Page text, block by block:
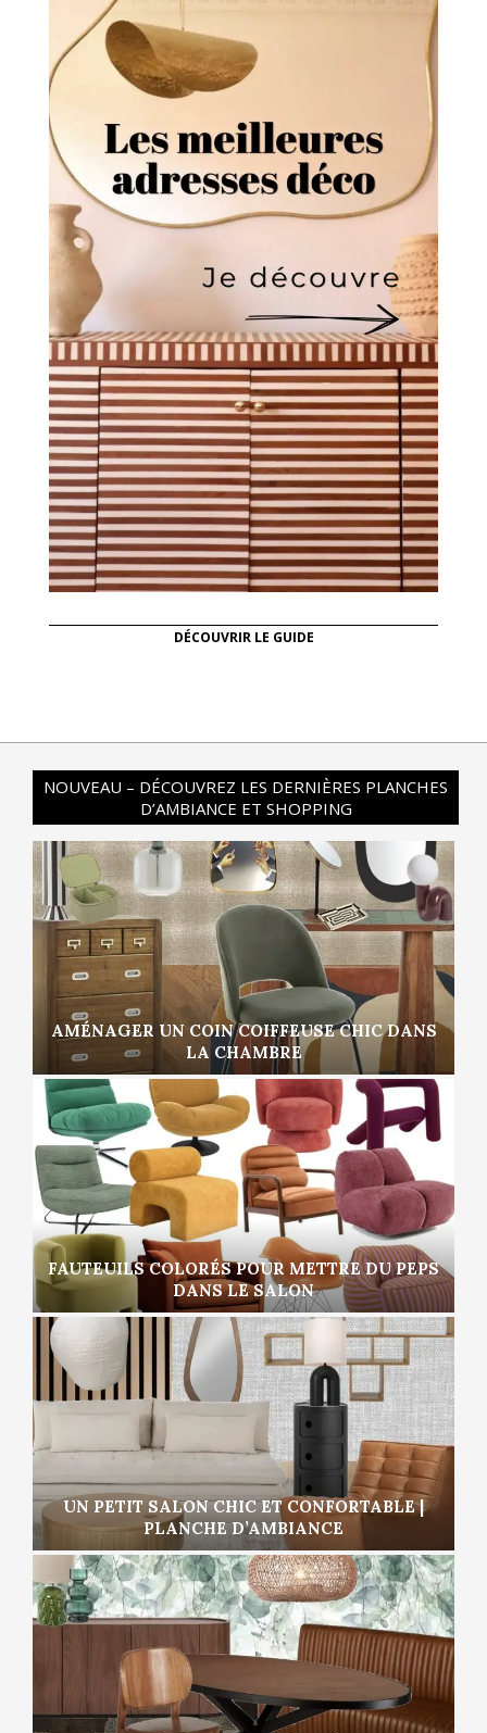
DÉCOUVRIR LE GUIDE
NOUVEAU – DÉCOUVREZ LES DERNIÈRES PLANCHES
D’AMBIANCE ET SHOPPING
AMÉNAGER UN COIN COIFFEUSE CHIC DANS
LA CHAMBRE
FAUTEUILS COLORÉS POUR METTRE DU PEPS
DANS LE SALON
UN PETIT SALON CHIC ET CONFORTABLE |
PLANCHE D’AMBIANCE